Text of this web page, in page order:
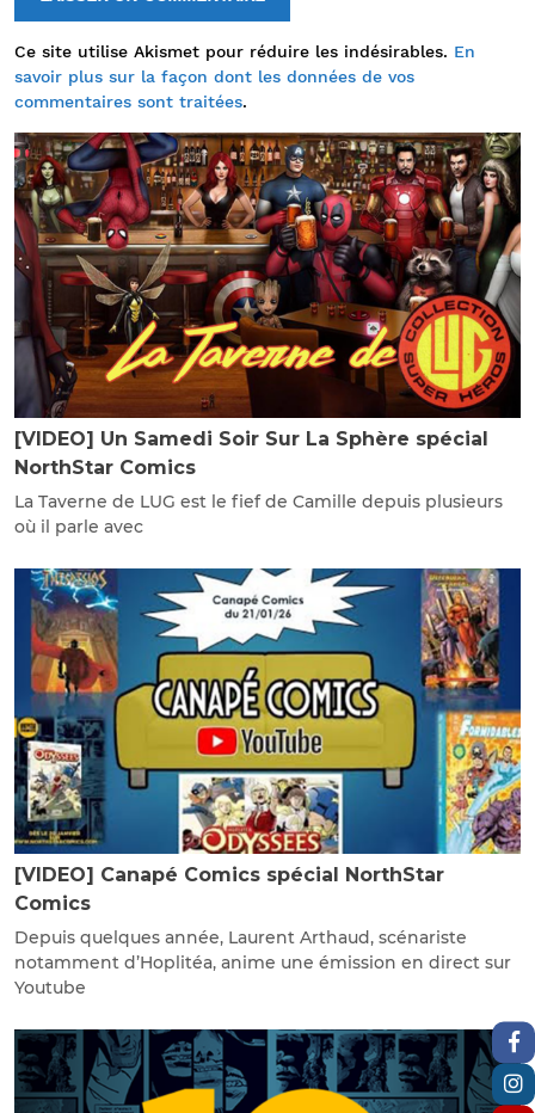
Ce site utilise Akismet pour réduire les indésirables. En
savoir plus sur la façon dont les données de vos
commentaires sont traitées.
[VIDEO] Un Samedi Soir Sur La Sphère spécial
NorthStar Comics
La Taverne de LUG est le fief de Camille depuis plusieurs
où il parle avec
[VIDEO] Canapé Comics spécial NorthStar
Comics
Depuis quelques année, Laurent Arthaud, scénariste
notamment d’Hoplitéa, anime une émission en direct sur
Youtube